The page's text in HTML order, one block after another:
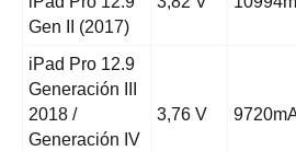
Gen II (2017)
iPad Pro 12.9
Generación III
2018 /
Generación IV
3,76 V